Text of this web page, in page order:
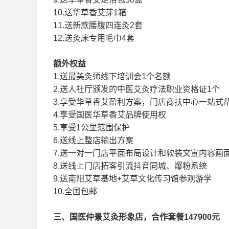
10.送华草香艾芽1箱
11.送新款腰腹四连灸2套
12.送灸床专用毛巾4套
额外权益
1.送最美灸师线下培训会1个名额
2.送人社厅颁发的中医艾灸疗法职业资格证1个
3.享受华草香艾盈利方案，门店商扶中心一站式
4.享受国医华草香艾品牌使用权
5.享受1公里范围保护
6.送线上整店输出方案
7.送一对一门店平面布局设计和软装文宣内容画
8.送线上门店拓客引流抖音同城、爆粉系统
9.送南阳艾草基地+艾草文化传习馆参观游学
10.全国包邮
三、国医仲景艾灸形象店，合作套餐147900元